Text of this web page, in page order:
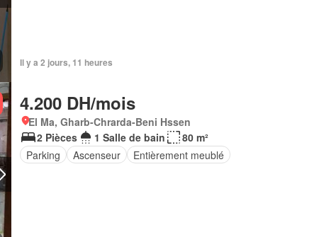
Il y a 2 jours, 11 heures
4.200 DH/mois
El Ma, Gharb-Chrarda-Beni Hssen
2 Pièces
1 Salle de bain
80 m²
Parking
Ascenseur Entièrement meublé